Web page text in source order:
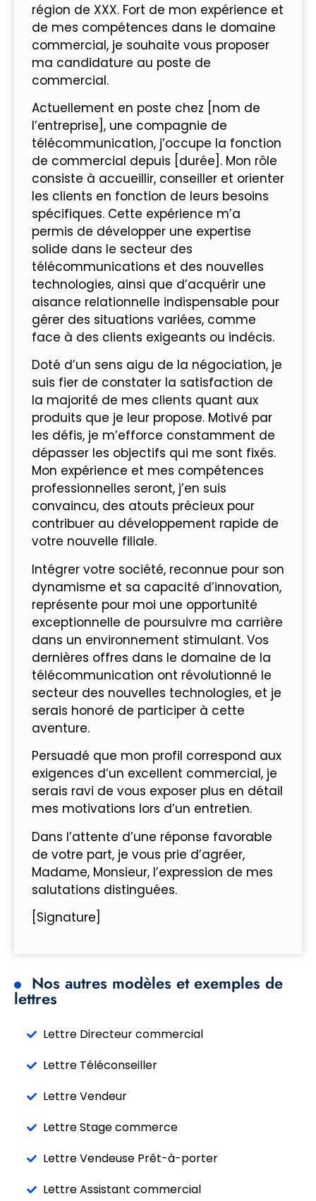
région de XXX. Fort de mon expérience et
de mes compétences dans le domaine
commercial, je souhaite vous proposer
ma candidature au poste de
commercial.
Actuellement en poste chez [nom de
l’entreprise], une compagnie de
télécommunication, j’occupe la fonction
de commercial depuis [durée]. Mon rôle
consiste à accueillir, conseiller et orienter
les clients en fonction de leurs besoins
spécifiques. Cette expérience m’a
permis de développer une expertise
solide dans le secteur des
télécommunications et des nouvelles
technologies, ainsi que d’acquérir une
aisance relationnelle indispensable pour
gérer des situations variées, comme
face à des clients exigeants ou indécis.
Doté d’un sens aigu de la négociation, je
suis fier de constater la satisfaction de
la majorité de mes clients quant aux
produits que je leur propose. Motivé par
les défis, je m’efforce constamment de
dépasser les objectifs qui me sont fixés.
Mon expérience et mes compétences
professionnelles seront, j’en suis
convaincu, des atouts précieux pour
contribuer au développement rapide de
votre nouvelle filiale.
Intégrer votre société, reconnue pour son
dynamisme et sa capacité d’innovation,
représente pour moi une opportunité
exceptionnelle de poursuivre ma carrière
dans un environnement stimulant. Vos
dernières offres dans le domaine de la
télécommunication ont révolutionné le
secteur des nouvelles technologies, et je
serais honoré de participer à cette
aventure.
Persuadé que mon profil correspond aux
exigences d’un excellent commercial, je
serais ravi de vous exposer plus en détail
mes motivations lors d’un entretien.
Dans l’attente d’une réponse favorable
de votre part, je vous prie d’agréer,
Madame, Monsieur, l’expression de mes
salutations distinguées.
[Signature]
Nos autres modèles et exemples de
lettres
Lettre Directeur commercial
Lettre Téléconseiller
Lettre Vendeur
Lettre Stage commerce
Lettre Vendeuse Prêt-à-porter
Lettre Assistant commercial